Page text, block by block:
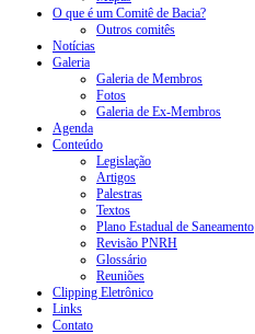
O que é um Comitê de Bacia?
Outros comitês
Notícias
Galeria
Galeria de Membros
Fotos
Galeria de Ex-Membros
Agenda
Conteúdo
Legislação
Artigos
Palestras
Textos
Plano Estadual de Saneamento
Revisão PNRH
Glossário
Reuniões
Clipping Eletrônico
Links
Contato